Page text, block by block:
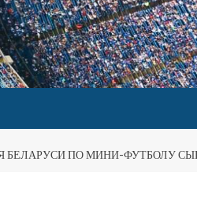
БЕЛАРУСИ ПО МИНИ-ФУТБОЛУ